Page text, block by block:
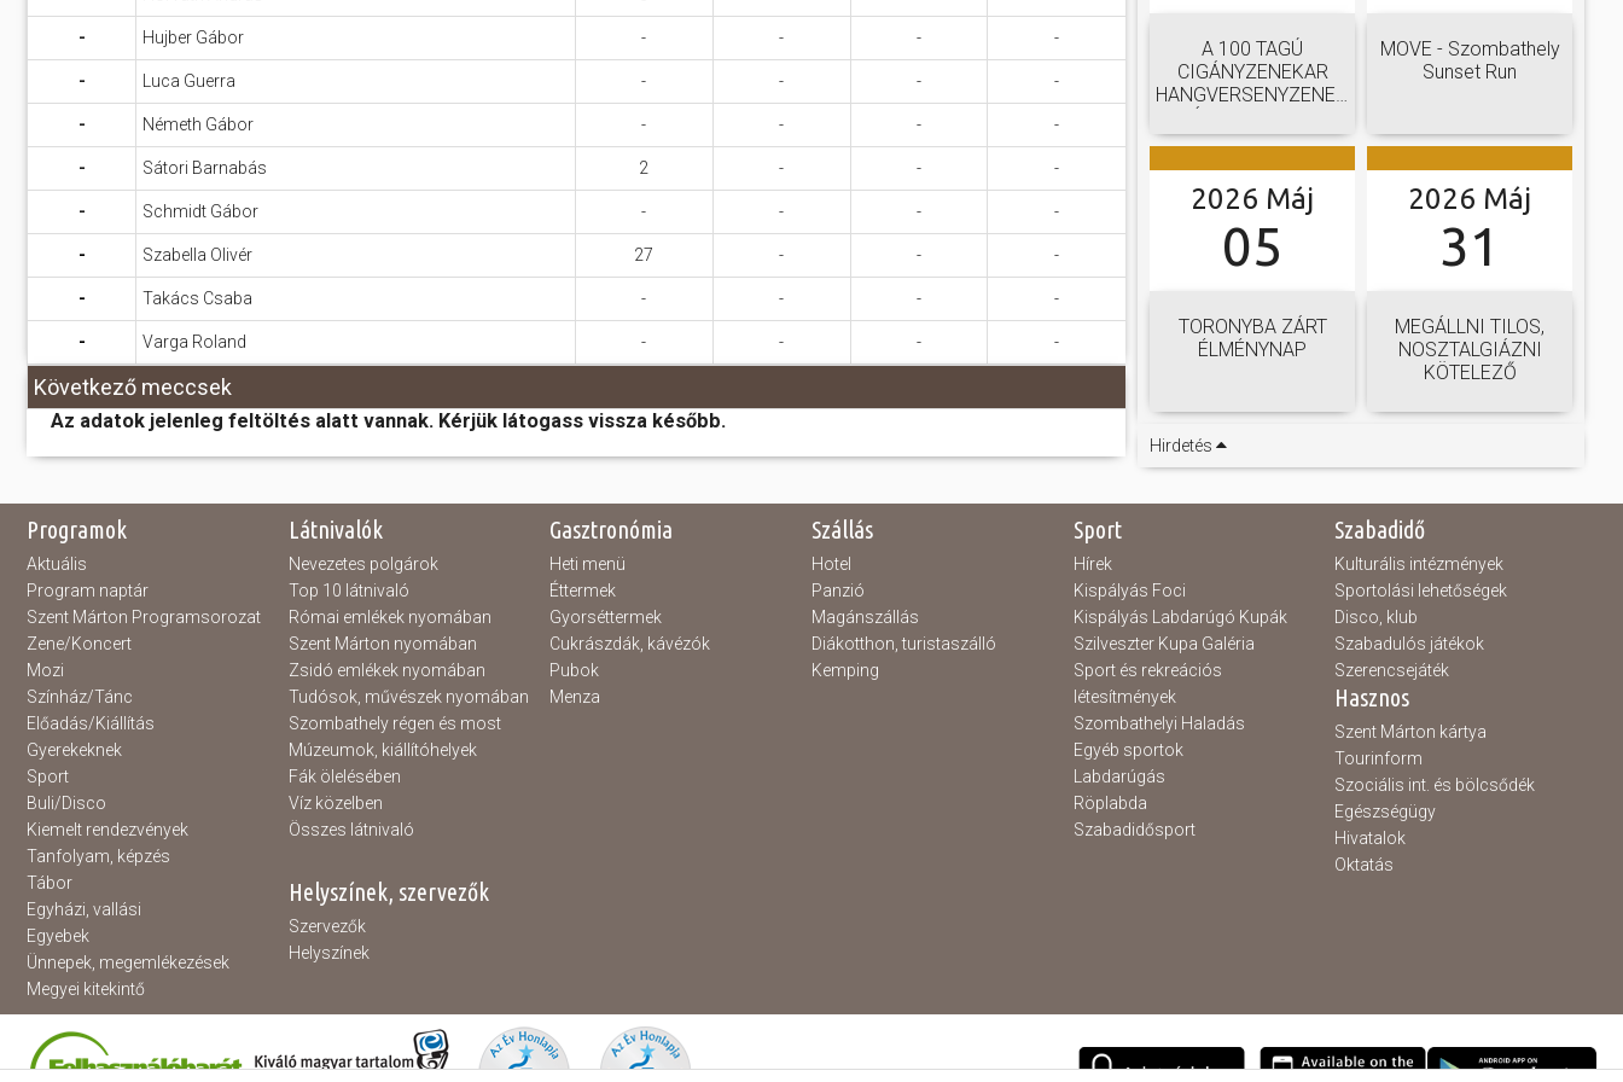
A 100 TAGÚ
CIGÁNYZENEKAR
HANGVERSENYZENEKARI
MOVE - Szombathely
Sunset Run
2026 Máj
05
TORONYBA ZÁRT
ÉLMÉNYNAP
2026 Máj
31
MEGÁLLNI TILOS,
NOSZTALGIÁZNI
KÖTELEZŐ
Hirdetés
- Hujber Gábor - - - -
- Luca Guerra - - - -
- Németh Gábor - - - -
- Sátori Barnabás 2 - - -
- Schmidt Gábor - - - -
- Szabella Olivér 27 - - -
- Takács Csaba - - - -
- Varga Roland - - - -
Következő meccsek
Az adatok jelenleg feltöltés alatt vannak. Kérjük látogass vissza később.
Programok
Aktuális
Program naptár
Szent Márton Programsorozat
Zene/Koncert
Mozi
Színház/Tánc
Előadás/Kiállítás
Gyerekeknek
Sport
Buli/Disco
Kiemelt rendezvények
Tanfolyam, képzés
Tábor
Egyházi, vallási
Egyebek
Ünnepek, megemlékezések
Megyei kitekintő
Látnivalók
Nevezetes polgárok
Top 10 látnivaló
Római emlékek nyomában
Szent Márton nyomában
Zsidó emlékek nyomában
Tudósok, művészek nyomában
Szombathely régen és most
Múzeumok, kiállítóhelyek
Fák ölelésében
Víz közelben
Összes látnivaló
Gasztronómia
Heti menü
Éttermek
Gyorséttermek
Cukrászdák, kávézók
Pubok
Menza
Szállás
Hotel
Panzió
Magánszállás
Diákotthon, turistaszálló
Kemping
Sport
Hírek
Kispályás Foci
Kispályás Labdarúgó Kupák
Szilveszter Kupa Galéria
Sport és rekreációs
létesítmények
Szombathelyi Haladás
Egyéb sportok
Labdarúgás
Röplabda
Szabadidősport
Szabadidő
Kulturális intézmények
Sportolási lehetőségek
Disco, klub
Szabadulós játékok
Szerencsejáték
Hasznos
Szent Márton kártya
Tourinform
Szociális int. és bölcsődék
Egészségügy
Hivatalok
Oktatás
Helyszínek, szervezők
Szervezők
Helyszínek